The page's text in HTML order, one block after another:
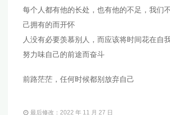
每个人都有他的长处，也有他的不足，我们
己拥有的而开怀
人没有必要羡慕别人，而应该将时间花在自
努力味自己的前途而奋斗
前路茫茫，任何时候都别放弃自己
最后修改：2022 年 11 月 27 日